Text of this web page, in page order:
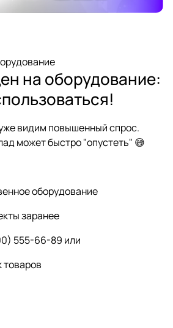
на оборудование:
видим повышенный спрос.
может быстро "опустеть" 😅
оборудование
заранее
555-66-89 или
товаров